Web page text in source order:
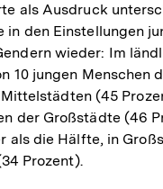
als Ausdruck
in den Einstellungen
wieder: Im
10 jungen Menschen
(45
der Großstädte (46
als die Hälfte, in
Prozent).